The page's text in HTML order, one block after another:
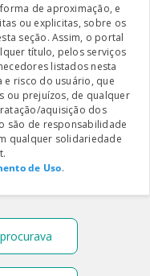
de aproximação, e
ou explicitas, sobre os
seção. Assim, o portal
título, pelos serviços
listados nesta
e risco do usuário, que
ou prejuízos, de qualquer
aquisição dos
são de responsabilidade
qualquer solidariedade
de Uso.